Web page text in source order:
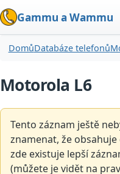
Gammu a Wammu
DomůDatabáze telefonů
Motorola L6
Tento záznam ještě
znamenat, že
zde existuje lepší
(můžete je vidět na